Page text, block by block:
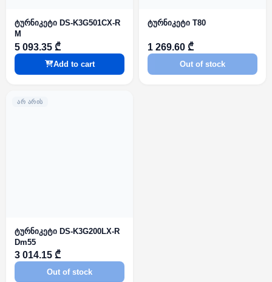
ტურნიკეტი DS-K3G501CX-R
M
5 093.35 ₾
Add to cart
ტურნიკეტი T80
1 269.60 ₾
Out of stock
ᲐᲠ ᲐᲠᲘᲡ
ტურნიკეტი DS-K3G200LX-R
Dm55
3 014.15 ₾
Out of stock